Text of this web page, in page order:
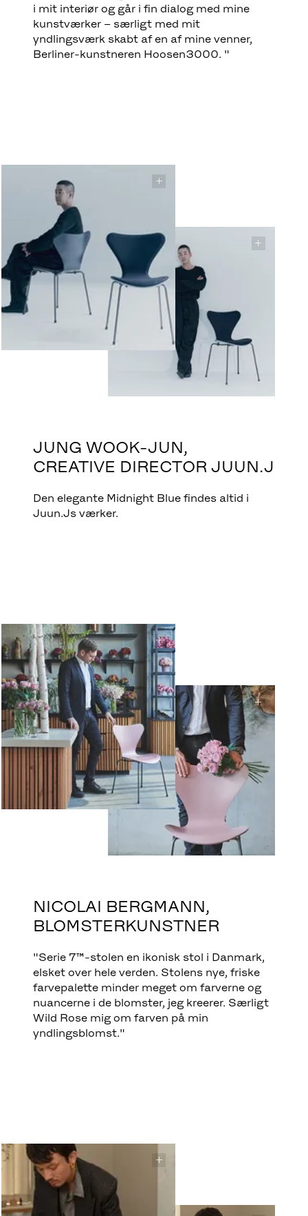
i mit interiør og går i fin dialog med mine
kunstværker – særligt med mit
yndlingsværk skabt af en af mine venner,
Berliner-kunstneren Hoosen3000. "
JUNG WOOK-JUN,
CREATIVE DIRECTOR JUUN.J
Den elegante Midnight Blue findes altid i
Juun.Js værker.
NICOLAI BERGMANN,
BLOMSTERKUNSTNER
"Serie 7™-stolen en ikonisk stol i Danmark,
elsket over hele verden. Stolens nye, friske
farvepalette minder meget om farverne og
nuancerne i de blomster, jeg kreerer. Særligt
Wild Rose mig om farven på min
yndlingsblomst."